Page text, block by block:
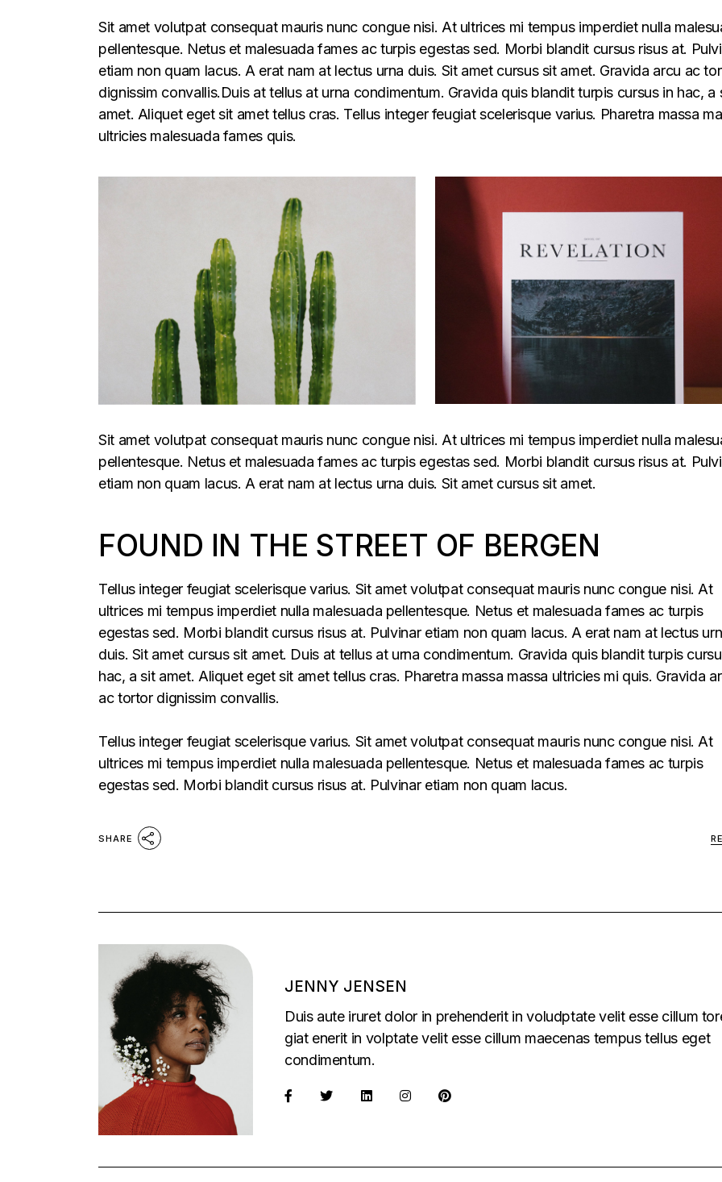
Sit amet volutpat consequat mauris nunc congue nisi. At ultrices mi tempus imperdiet nulla
pellentesque. Netus et malesuada fames ac turpis egestas sed. Morbi blandit cursus risus at.
etiam non quam lacus. A erat nam at lectus urna duis. Sit amet cursus sit amet. Gravida arcu ac
dignissim convallis.Duis at tellus at urna condimentum. Gravida quis blandit turpis cursus in hac, a
amet. Aliquet eget sit amet tellus cras. Tellus integer feugiat scelerisque varius. Pharetra massa
ultricies malesuada fames quis.
Sit amet volutpat consequat mauris nunc congue nisi. At ultrices mi tempus imperdiet nulla
pellentesque. Netus et malesuada fames ac turpis egestas sed. Morbi blandit cursus risus at.
etiam non quam lacus. A erat nam at lectus urna duis. Sit amet cursus sit amet.
FOUND IN THE STREET OF BERGEN
Tellus integer feugiat scelerisque varius. Sit amet volutpat consequat mauris nunc congue nisi. At
ultrices mi tempus imperdiet nulla malesuada pellentesque. Netus et malesuada fames ac turpis
egestas sed. Morbi blandit cursus risus at. Pulvinar etiam non quam lacus. A erat nam at lectus
duis. Sit amet cursus sit amet. Duis at tellus at urna condimentum. Gravida quis blandit turpis
hac, a sit amet. Aliquet eget sit amet tellus cras. Pharetra massa massa ultricies mi quis. Gravida
ac tortor dignissim convallis.
Tellus integer feugiat scelerisque varius. Sit amet volutpat consequat mauris nunc congue nisi. At
ultrices mi tempus imperdiet nulla malesuada pellentesque. Netus et malesuada fames ac turpis
egestas sed. Morbi blandit cursus risus at. Pulvinar etiam non quam lacus.
SHARE
JENNY JENSEN
Duis aute iruret dolor in prehenderit in voludptate velit esse cillum
giat enerit in volptate velit esse cillum maecenas tempus tellus eget
condimentum.